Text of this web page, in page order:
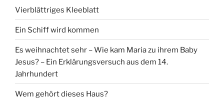
Vierblättriges Kleeblatt
Ein Schiff wird kommen
Es weihnachtet sehr – Wie kam Maria zu ihrem Baby
Jesus? – Ein Erklärungsversuch aus dem 14.
Jahrhundert
Wem gehört dieses Haus?